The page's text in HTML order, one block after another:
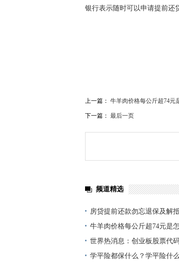
银行表示随时可以申请提前还
上一篇： 牛羊肉价格每公斤超74元
下一篇： 最后一页
频道精选
房贷提前还款勿忘退保及解
观速讯
牛羊肉价格每公斤超74元是
原因 焦点信息
世界热消息：创业板股票代
不是创业板？
学平险都保什么？学平险什